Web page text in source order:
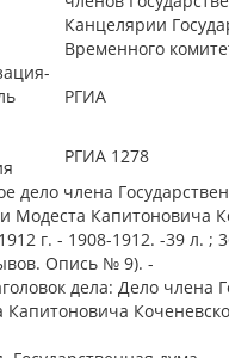
Канцелярии
Временного
РГИА
РГИА 1278
дело члена
Модеста Капитоновича
г. - 1908-1912. -39 л. ;
Опись № 9). -
дела: Дело члена
Капитоновича